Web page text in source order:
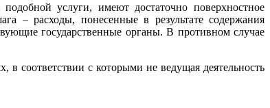
услуги, имеют достаточно поверхностное
– расходы, понесенные в результате содержания
государственные органы. В противном случае
соответствии с которыми не ведущая деятельность